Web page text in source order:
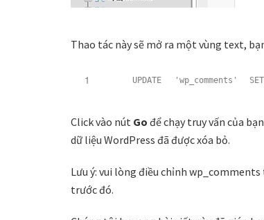
Thao tác này sẽ mở ra một vùng text,
1 UPDATE 'wp_comments' SET
Click vào nút Go để chạy truy vấn của
dữ liệu WordPress đã được xóa bỏ.
Lưu ý: vui lòng điều chỉnh
trước đó.